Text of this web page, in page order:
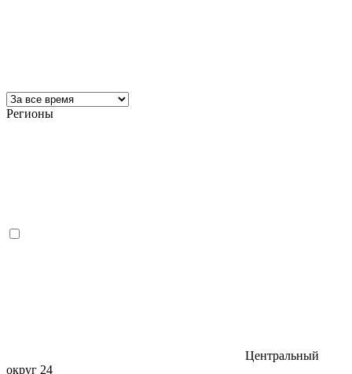
Регионы
Центральный
округ 24